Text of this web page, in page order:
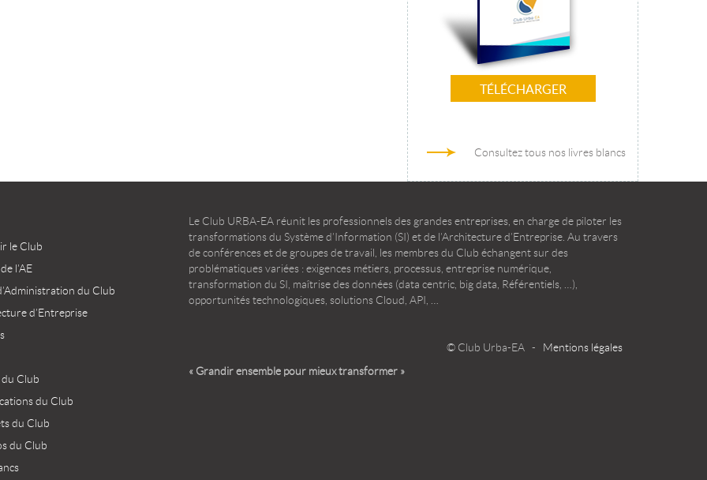
TÉLÉCHARGER
Consultez tous nos livres blancs
le Club
l’AE
du Club
d’Entreprise
du Club
du Club
du Club
du Club
Le Club URBA-EA réunit les professionnels des grandes entreprises, en charge de piloter les
transformations du Système d’Information (SI) et de l’Architecture d’Entreprise. Au travers
de conférences et de groupes de travail, les membres du Club échangent sur des
problématiques variées : exigences métiers, processus, entreprise numérique,
transformation du SI, maîtrise des données (data centric, big data, Référentiels, …),
opportunités technologiques, solutions Cloud, API, …
© Club Urba-EA - Mentions légales
« Grandir ensemble pour mieux transformer »